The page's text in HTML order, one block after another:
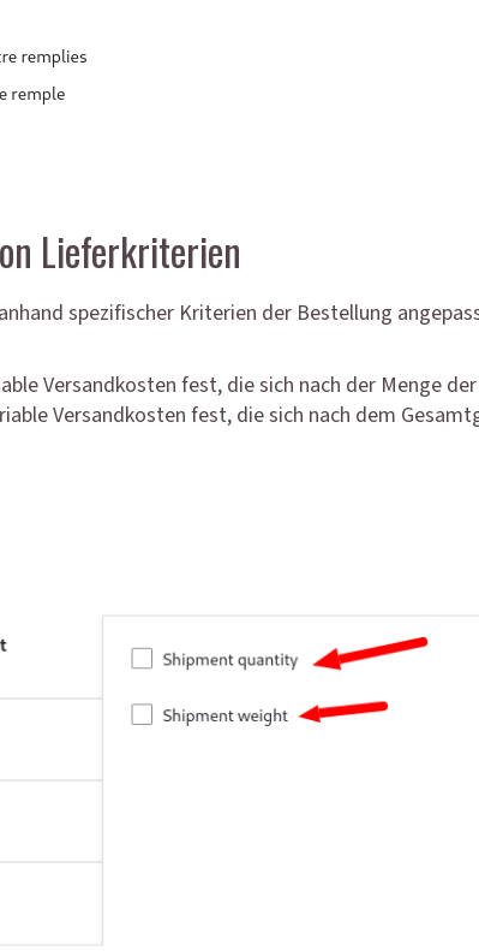
Lieferkriterien
spezifischer Kriterien der Bestellung
Versandkosten fest, die sich nach der Menge
Versandkosten fest, die sich nach dem